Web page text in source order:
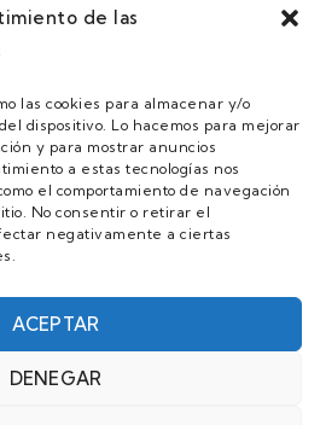
de las
las cookies para almacenar y/o
dispositivo. Lo hacemos para mejorar
y para mostrar anuncios
a estas tecnologías nos
el comportamiento de navegación
No consentir o retirar el
negativamente a ciertas
ACEPTAR
DENEGAR